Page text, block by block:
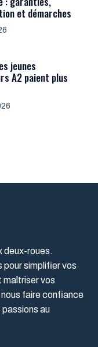
et démarches
jeunes
A2 paient plus
deux-roues.
pour simplifier vos
maîtriser vos
faire confiance
au